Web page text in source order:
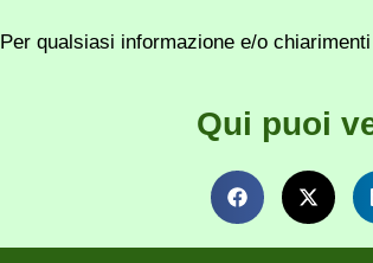
Per qualsiasi informazione e/o
Qui puoi